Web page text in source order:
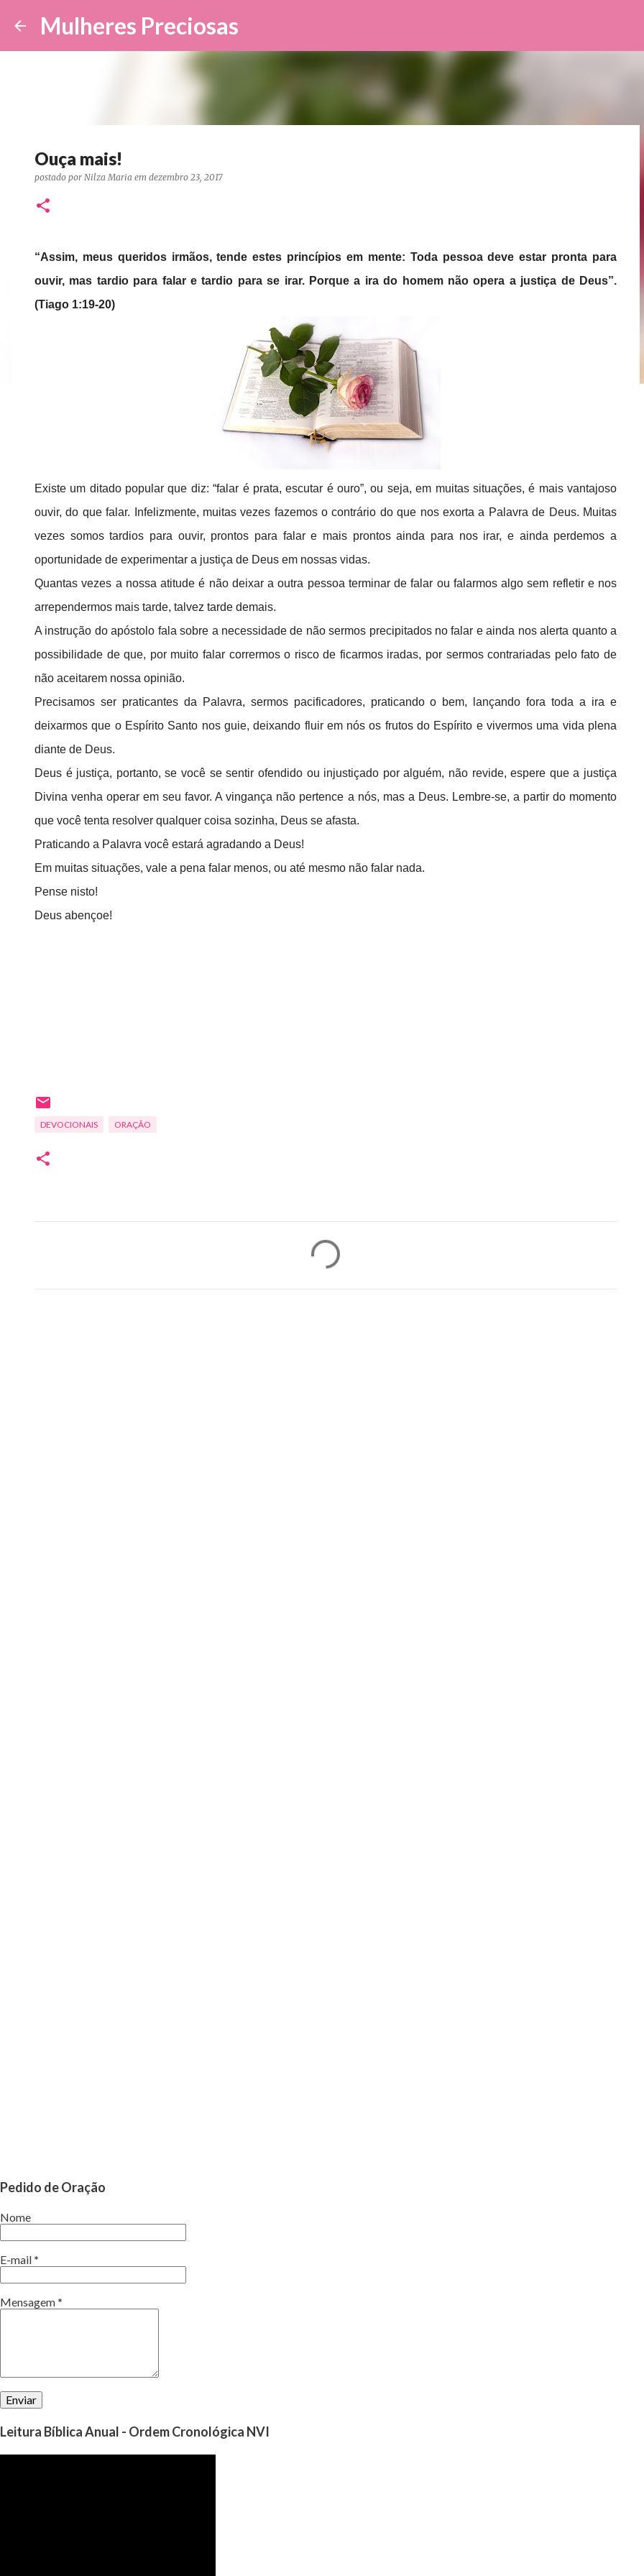
Mulheres Preciosas
Ouça mais!
postado por Nilza Maria em dezembro 23, 2017
“Assim, meus queridos irmãos, tende estes princípios em mente: Toda pessoa deve estar pronta para
ouvir, mas tardio para falar e tardio para se irar. Porque a ira do homem não opera a justiça de Deus”.
(Tiago 1:19-20)
Existe um ditado popular que diz: “falar é prata, escutar é ouro”, ou seja, em muitas situações, é mais vantajoso
ouvir, do que falar. Infelizmente, muitas vezes fazemos o contrário do que nos exorta a Palavra de Deus. Muitas
vezes somos tardios para ouvir, prontos para falar e mais prontos ainda para nos irar, e ainda perdemos a
oportunidade de experimentar a justiça de Deus em nossas vidas.
Quantas vezes a nossa atitude é não deixar a outra pessoa terminar de falar ou falarmos algo sem refletir e nos
arrependermos mais tarde, talvez tarde demais.
A instrução do apóstolo fala sobre a necessidade de não sermos precipitados no falar e ainda nos alerta quanto a
possibilidade de que, por muito falar corrermos o risco de ficarmos iradas, por sermos contrariadas pelo fato de
não aceitarem nossa opinião.
Precisamos ser praticantes da Palavra, sermos pacificadores, praticando o bem, lançando fora toda a ira e
deixarmos que o Espírito Santo nos guie, deixando fluir em nós os frutos do Espírito e vivermos uma vida plena
diante de Deus.
Deus é justiça, portanto, se você se sentir ofendido ou injustiçado por alguém, não revide, espere que a justiça
Divina venha operar em seu favor. A vingança não pertence a nós, mas a Deus. Lembre-se, a partir do momento
que você tenta resolver qualquer coisa sozinha, Deus se afasta.
Praticando a Palavra você estará agradando a Deus!
Em muitas situações, vale a pena falar menos, ou até mesmo não falar nada.
Pense nisto!
Deus abençoe!
DEVOCIONAIS ORAÇÃO
Pedido de Oração
Nome
E-mail *
Mensagem *
Leitura Bíblica Anual - Ordem Cronológica NVI